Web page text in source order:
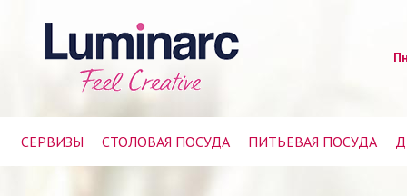
СЕРВИЗЫ СТОЛОВАЯ ПОСУДА ПИТЬЕВАЯ ПОСУДА